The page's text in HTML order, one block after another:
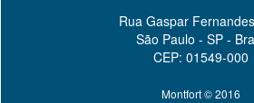
Rua Gaspar
São Paulo - SP -
CEP: 01549-000
Montfort © 2016